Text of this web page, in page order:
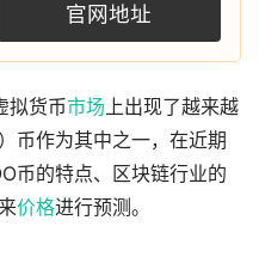
官网地址
拟货币市场 上出现了越来越
币作为其中之一，在近期
币的特点、区块链行业的
价格进行预测。